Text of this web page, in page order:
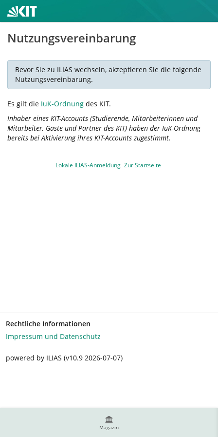
Magazin
Nutzungsvereinbarung
Bevor Sie zu ILIAS wechseln, akzeptieren Sie die folgende
Nutzungsvereinbarung.
Es gilt die IuK-Ordnung des KIT.
Inhaber eines KIT-Accounts (Studierende, Mitarbeiterinnen und
Mitarbeiter, Gäste und Partner des KIT) haben der IuK-Ordnung
bereits bei Aktivierung ihres KIT-Accounts zugestimmt.
Lokale ILIAS-Anmeldung Zur Startseite
Rechtliche Informationen
Impressum und Datenschutz
powered by ILIAS (v10.9 2026-07-07)